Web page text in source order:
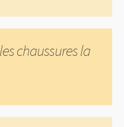
chaussures la